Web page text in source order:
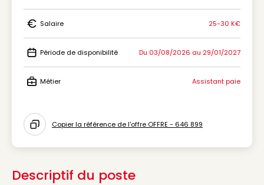
Icon Type de contrat
Icon Salaire
Salaire 25-30 K€
Icon Période de disponibilité
Période de disponibilité Du 03/08/2026 au 29/01/2027
Métier Assistant paie
Icon copy to clipboard
Copier la référence de l'offre OFFRE - 646 899
Descriptif du poste